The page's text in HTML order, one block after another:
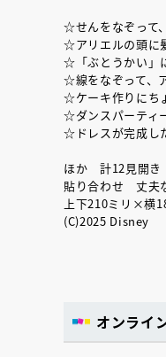
☆せんをなぞって
☆アリエルの頭に
☆「ぶとうかい」
☆線をなぞって、
☆ケーキ作りにち
☆ダンスパーティ
☆ドレスが完成し
ほか 計12見開き
貼り合わせ 丈夫
上下210ミリ×横
(C)2025 Disney
オンライ